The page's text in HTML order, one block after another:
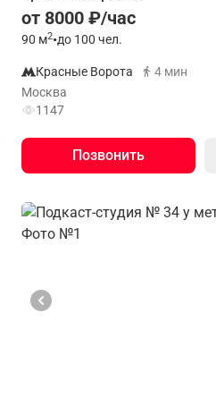
от 8000 ₽/час
90 м2•до 100 чел.
Красные Ворота
4 мин
Москва
1147
Позвонить